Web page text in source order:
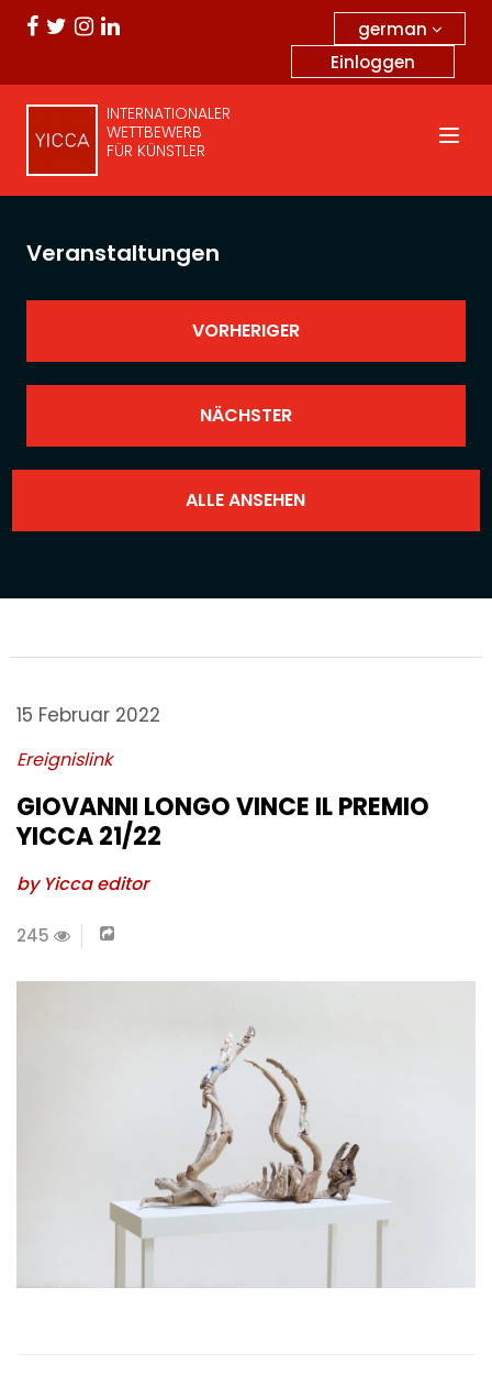
german
Einloggen
INTERNATIONALER
WETTBEWERB
FÜR KÜNSTLER
Veranstaltungen
15 Februar 2022
Ereignislink
GIOVANNI LONGO VINCE IL PREMIO
YICCA 21/22
by Yicca editor
245